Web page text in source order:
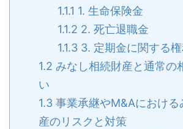
1.1.1 1. 生命保険金
1.1.2 2. 死亡退職金
1.1.33. 定期金に関する権
1.2 みなし相続財産と通常の
い
1.3 事業承継やM&Aにおける
産のリスクと対策